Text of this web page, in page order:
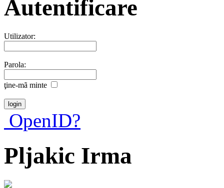
Autentificare
Utilizator:
Parola:
ţine-mã minte
OpenID?
Pljakic Irma